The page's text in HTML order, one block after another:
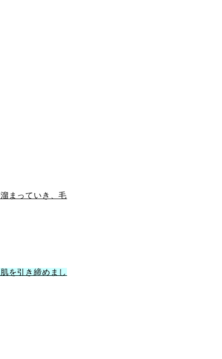
まっていき、毛
を引き締めまし